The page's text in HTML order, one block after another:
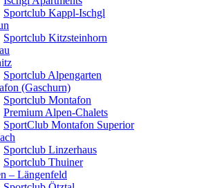
Sportclub Kappl-Ischgl
Sportclub Kitzsteinhorn
Sportclub Alpengarten
(Gaschurn)
Sportclub Montafon
Premium Alpen-Chalets
SportClub Montafon Superior
Sportclub Linzerhaus
Sportclub Thuiner
– Längenfeld